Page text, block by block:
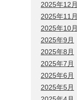
2025年12月
2025年11月
2025年10月
2025年9月
2025年8月
2025年7月
2025年6月
2025年5月